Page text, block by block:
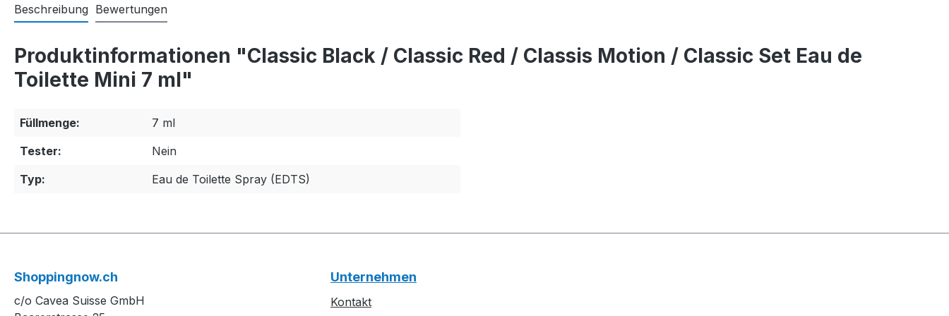
Beschreibung Bewertungen
Produktinformationen "Classic Black / Classic Red / Classis Motion / Classic Set Eau de
Toilette Mini 7 ml"
Füllmenge:
7 ml
Tester:
Nein
Typ:
Eau de Toilette Spray (EDTS)
Shoppingnow.ch
c/o Cavea Suisse GmbH
Unternehmen
Kontakt